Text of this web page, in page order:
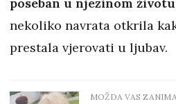
nekoliko navrata otkrila
prestala vjerovati u ljubav.
MOŽDA VAS